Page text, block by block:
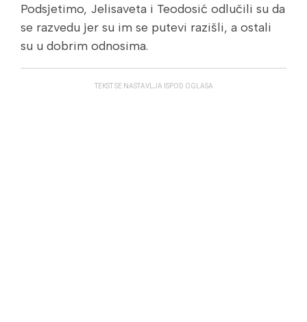
Podsjetimo, Jelisaveta i Teodosić odlučili su da
se razvedu jer su im se putevi razišli, a ostali
su u dobrim odnosima.
TEKST SE NASTAVLJA ISPOD OGLASA